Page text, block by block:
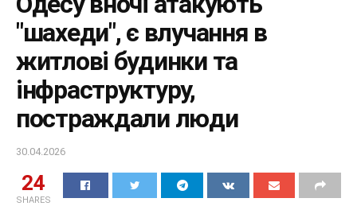
"шахеди", є влучання в
житлові будинки та
інфраструктуру,
постраждали люди
30.04.2026
24
SHARES